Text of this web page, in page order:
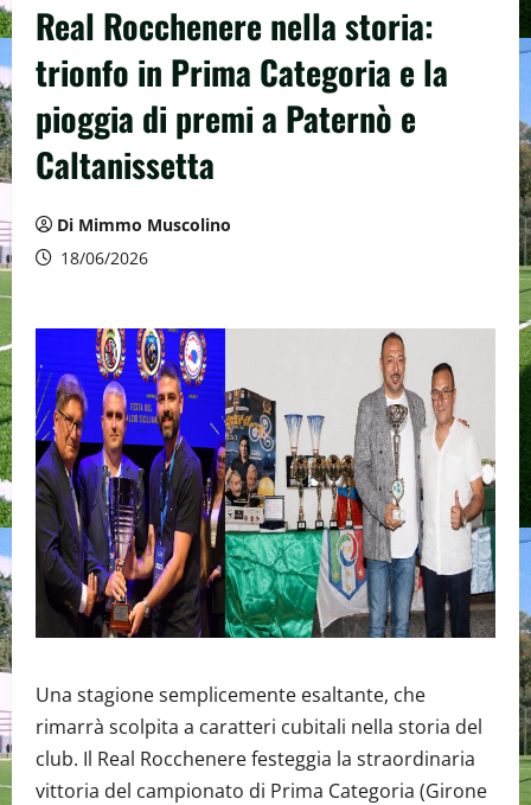
Real Rocchenere nella storia:
trionfo in Prima Categoria e la
pioggia di premi a Paternò e
Caltanissetta
Di Mimmo Muscolino
18/06/2026
Una stagione semplicemente esaltante, che
rimarrà scolpita a caratteri cubitali nella storia del
club. Il Real Rocchenere festeggia la straordinaria
vittoria del campionato di Prima Categoria (Girone